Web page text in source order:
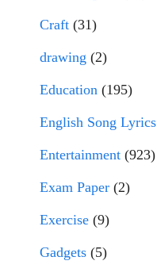
Craft (31)
drawing (2)
Education (195)
English Song Lyrics
Entertainment (923)
Exam Paper (2)
Exercise (9)
Gadgets (5)